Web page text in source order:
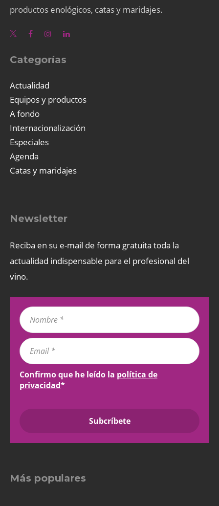
productos enológicos, catas y maridajes.
Categorías
Actualidad
Equipos y productos
A fondo
Internacionalización
Especiales
Agenda
Catas y maridajes
Newsletter
Reciba en su e-mail de forma gratuita toda la
actualidad indispensable para el profesional del
vino.
Confirmo que he leído la política de
privacidad*
Más populares